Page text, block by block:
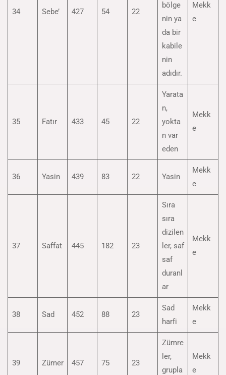
34 Sebe’ 427 54 22
bölge
nin ya
da bir
kabile
nin
adıdır.
Mekk
e
35 Fatır 433 45 22
Yarata
n,
yokta
n var
eden
Mekk
e
36 Yasin 439 83 22 Yasin
Mekk
e
37 Saffat 445 182 23
Sıra
sıra
dizilen
ler, saf
saf
duranl
ar
Mekk
e
38 Sad 452 88 23
Sad
harfi
Mekk
e
39 Zümer 457 75 23
Zümre
ler,
grupla
Mekk
e